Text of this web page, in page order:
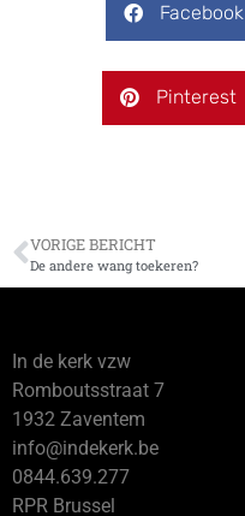
Facebook
Pinterest
VORIGE BERICHT
De andere wang toekeren?
In de kerk vzw
Romboutsstraat 7
1932 Zaventem
info@indekerk.be
0844.639.277
RPR Brussel